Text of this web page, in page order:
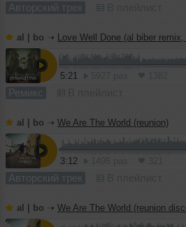
Авторский трек
al | bo ➝ Love Well Done (al biber remix, ft.
5:21
Ремикс
al | bo ➝ We Are The World (reunion)
3:12
Авторский трек
al | bo ➝ We Are The World (reunion